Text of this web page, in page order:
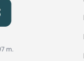
m.